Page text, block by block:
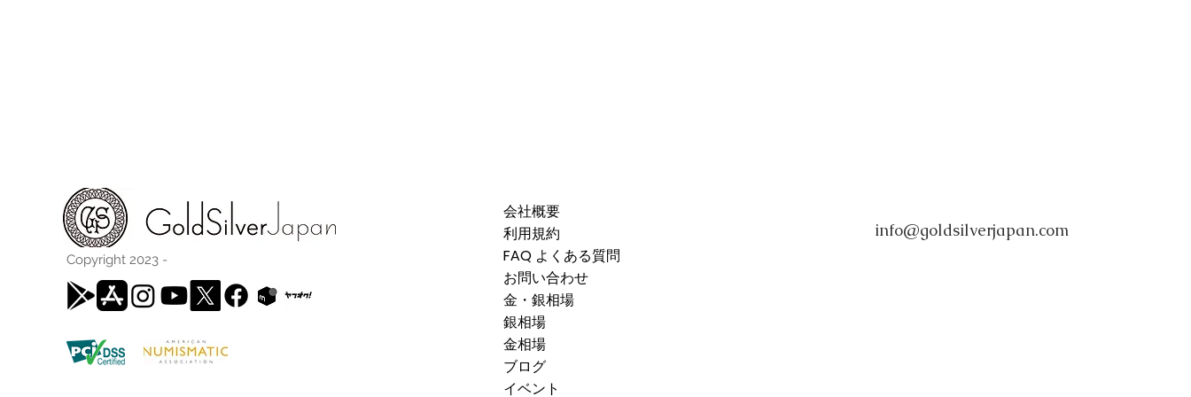
Copyright 2023 -
会社概要
利用規約
FAQ よくある質問
お問い合わせ
金・銀相場
銀相場
金相場
ブログ
イベント
info@goldsilverjapan.com